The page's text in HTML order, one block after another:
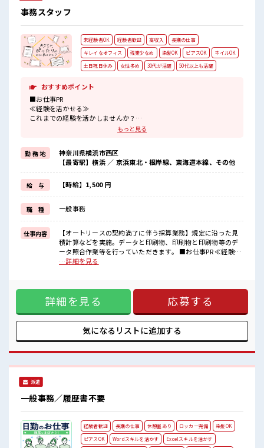
事務スタッフ
未経験者OK 経験者歓迎 高収入
長期の仕事
キレイなオフィス
残業少なめ 染髪OK ピアスOK
ネイルOK
土日祝日休み
女性多め 30代が活躍 50代以上も活躍
おすすめポイント
■お仕事PR
≪経験を活かせる≫
これまでの経験を活かしませんか？
≪女性も仕事をしやすい職場≫
もちろん男性の応募も歓迎！
≪時間にメリハリを≫
残業はほとんどナシ！
場合によってはお願いすることもあります♪
≪完全週休二日制≫
週末は家族や友人と一緒にプライベート満喫！
≪髪型自由≫
基本的に髪色自由で明るすぎたり奇抜でなければOKです！
(規定有)
■職場の雰囲気
女性が多い職場ですが男女は問いません！
土日祝休みなので、
ON/OFFの切替もしやすい！
もっと見る
勤 務 地
神奈川県横浜市西区
【最寄駅】横浜 ／ 京浜東北・根岸線、東海道本線、その他
給 与 【時給】1,500 円
職 種 一般事務
仕事内容
【オートリースの契約満了に伴う採算業務】規定に沿った見
積計算などを実施。データと印刷物、印刷物と印刷物等のデ
ータ照合作業等を行っていただきます。 ■お仕事PR ≪経験を
活かせる≫ これまでの経験を活かしませんか？ ブランクがあ
間にメリハリを≫ 残業はほとんどナシ！ 場合によってはお願
いすることもあります♪ ≪完全週休二日制≫ 週末は家族や友
人と一緒にプライベート満喫！ ≪髪型自由≫ 基本的に髪色自
由で明るすぎたり奇抜でなければOKです！ (規定有) ■職場の
雰囲気 女性が多い職場ですが男女は問いません！ 応募お待ち
しております！ 明るすぎたり奇抜過ぎなければヘアカラー
…詳細を見る
詳細を見る 応募する
気になるリストに追加する
派遣
一般事務／履歴書不要
経験者歓迎 長期の仕事 休憩室あり ロッカー完備
染髪OK
ピアスOK
Wordスキルを活かす
Excelスキルを活かす